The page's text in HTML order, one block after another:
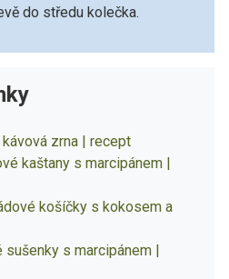
do středu kolečka.
zrna | recept
kaštany s marcipánem |
košíčky s kokosem a
s marcipánem |